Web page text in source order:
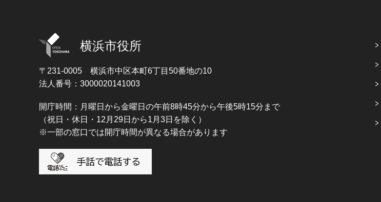
横浜市役所
〒231-0005 横浜市中区本町6丁目50番地の10
法人番号：3000020141003
開庁時間：月曜日から金曜日の午前8時45分から午後5時15分まで
（祝日・休日・12月29日から1月3日を除く）
※一部の窓口では開庁時間が異なる場合があります